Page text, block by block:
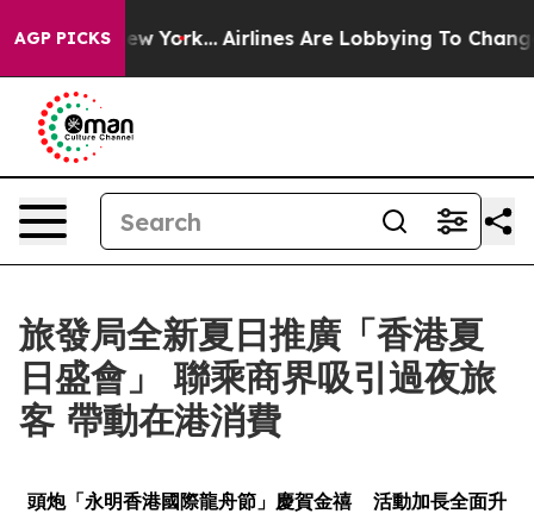
AGP PICKS
New York... Airlines Are Lobbying To Change
旅發局全新夏日推廣「香港夏
日盛會」 聯乘商界吸引過夜旅
客 帶動在港消費
頭炮「永明香港國際龍舟節」慶賀金禧
活動加長全面升